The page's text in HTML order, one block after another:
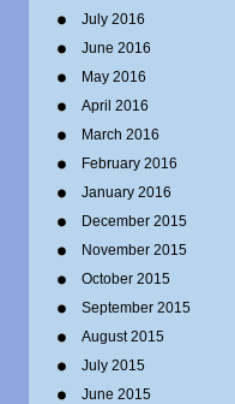
July 2016
June 2016
May 2016
April 2016
March 2016
February 2016
January 2016
December 2015
November 2015
October 2015
September 2015
August 2015
July 2015
June 2015